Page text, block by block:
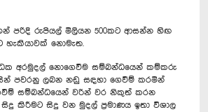
පරිදි රුපියල් මිලියන 500කට ආසන්න හිඟ
හැකියාවක් නොමැත.
අරමුදල් නොගෙවීම සම්බන්ධයෙන් කම්කරු
පවරනු ලබන නඩු සඳහා ගෙවීම් කරමින්
සම්බන්ධයෙන් වරින් වර නිකුත් කරන
කිරීමට සිදු වන මුදල් ප්‍රමාණය ඉතා විශාල